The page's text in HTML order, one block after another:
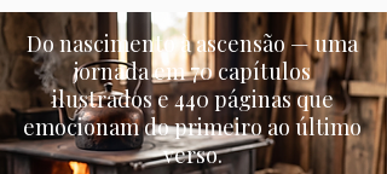
Do nascimento à ascensão — uma
jornada em 70 capítulos
ilustrados e 440 páginas que
emocionam do primeiro ao último
verso.